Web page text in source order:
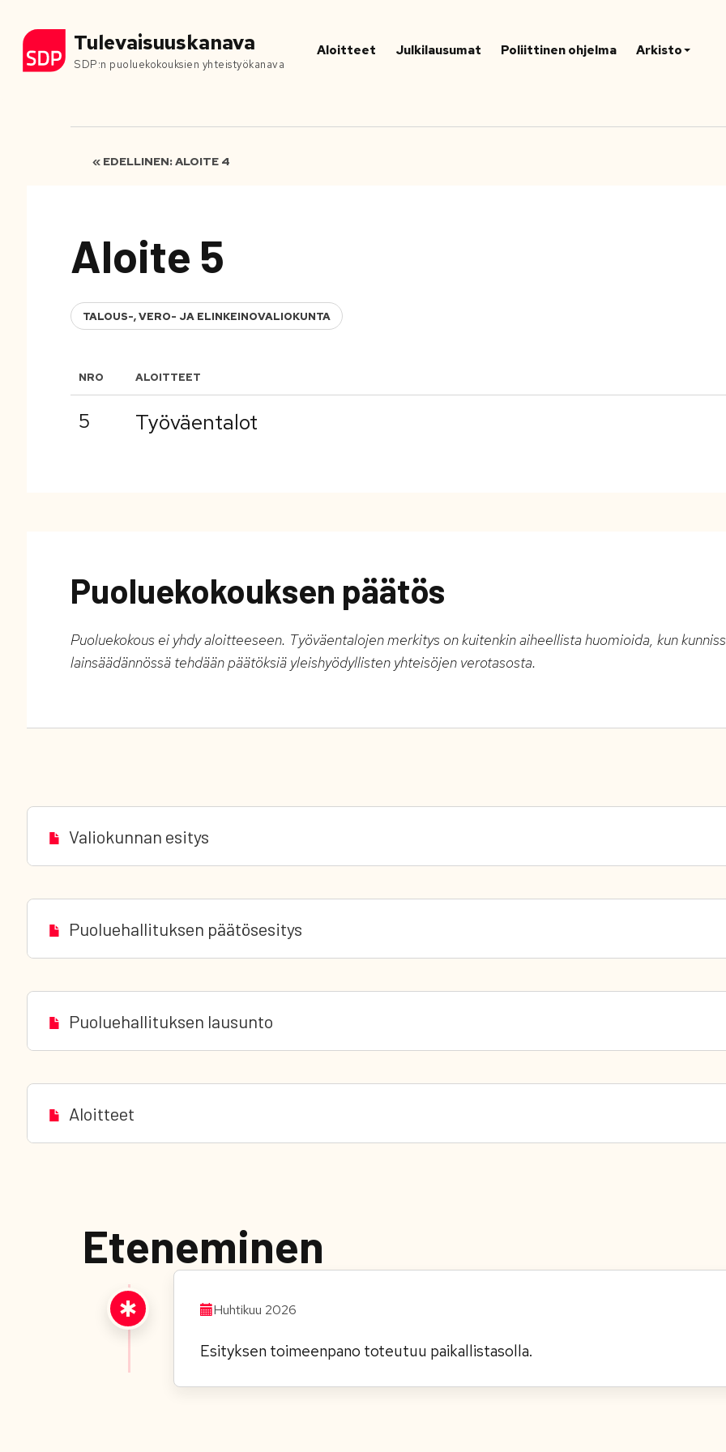
Tulevaisuuskanava
SDP:n puoluekokouksien yhteistyökanava
Aloitteet Julkilausumat Poliittinen ohjelma Arkisto
« EDELLINEN: ALOITE 4
Aloite 5
TALOUS-, VERO- JA ELINKEINOVALIOKUNTA
NRO ALOITTEET
5 Työväentalot
Puoluekokouksen päätös
Puoluekokous ei yhdy aloitteeseen. Työväentalojen merkitys on kuitenkin aiheellista huomioida, kun
lainsäädännössä tehdään päätöksiä yleishyödyllisten yhteisöjen verotasosta.
Valiokunnan esitys
Puoluehallituksen päätösesitys
Puoluehallituksen lausunto
Aloitteet
Eteneminen
Huhtikuu 2026
Esityksen toimeenpano toteutuu paikallistasolla.